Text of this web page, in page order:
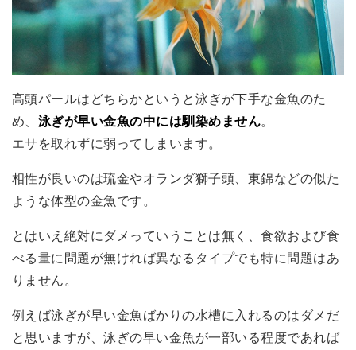
高頭パールはどちらかというと泳ぎが下手な金魚のた
め、 泳ぎが早い金魚の中には馴染めません。
エサを取れずに弱ってしまいます。
相性が良いのは琉金やオランダ獅子頭、東錦などの似た
ような体型の金魚です。
とはいえ絶対にダメっていうことは無く、食欲および食
べる量に問題が無ければ異なるタイプでも特に問題はあ
りません。
例えば泳ぎが早い金魚ばかりの水槽に入れるのはダメだ
と思いますが、泳ぎの早い金魚が一部いる程度であれば